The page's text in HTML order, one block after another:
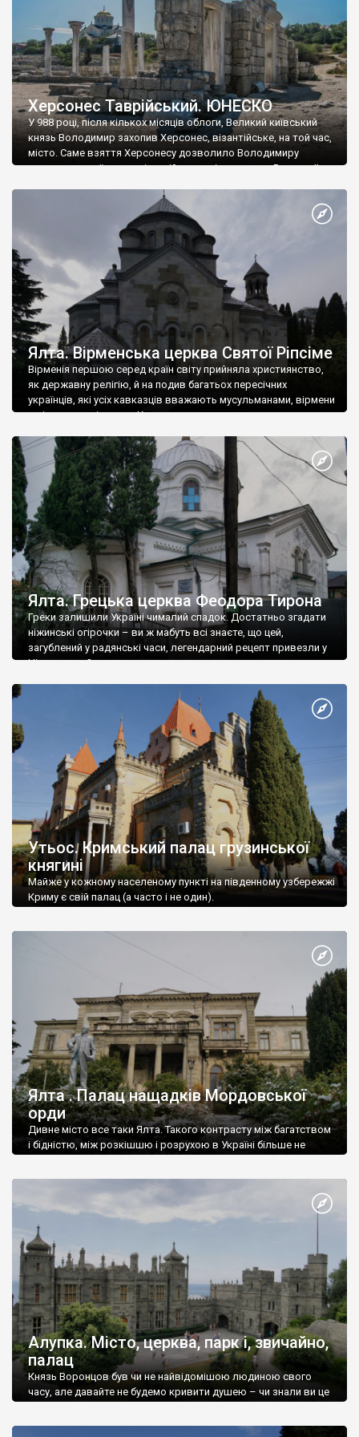
Херсонес Таврійський. ЮНЕСКО
У 988 році, після кількох місяців облоги, Великий київський
князь Володимир захопив Херсонес, візантійське, на той час,
місто. Саме взяття Херсонесу дозволило Володимиру
диктувати свої умови візантійському імператору Василю ІІ, та
Херсонесі Володимир-язичник, став Василем-християнином.
А потім було Хрещення Русі. На честь Херсонесу Таврійського
Ялта. Вірменська церква Святої Ріпсіме
Вірменія першою серед країн світу прийняла християнство,
як державну релігію, й на подив багатьох пересічних
українців, які усіх кавказців вважають мусульманами, вірмени
є відданими вірянами Христа
Ялта. Грецька церква Феодора Тирона
Греки залишили Україні чималий спадок. Достатньо згадати
ніжинські огірочки – ви ж мабуть всі знаєте, що цей,
загублений у радянські часи, легендарний рецепт привезли у
Ніжин греки?
Утьос. Кримський палац грузинської
княгині
Майже у кожному населеному пункті на південному узбережжі
Криму є свій палац (а часто і не один).
Ялта . Палац нащадків Мордовської
орди
Дивне місто все таки Ялта. Такого контрасту між багатством
і бідністю, між розкішшю і розрухою в Україні більше не
Алупка. Місто, церква, парк і, звичайно,
палац
Князь Воронцов був чи не найвідомішою людиною свого
часу, але давайте не будемо кривити душею – чи знали ви це